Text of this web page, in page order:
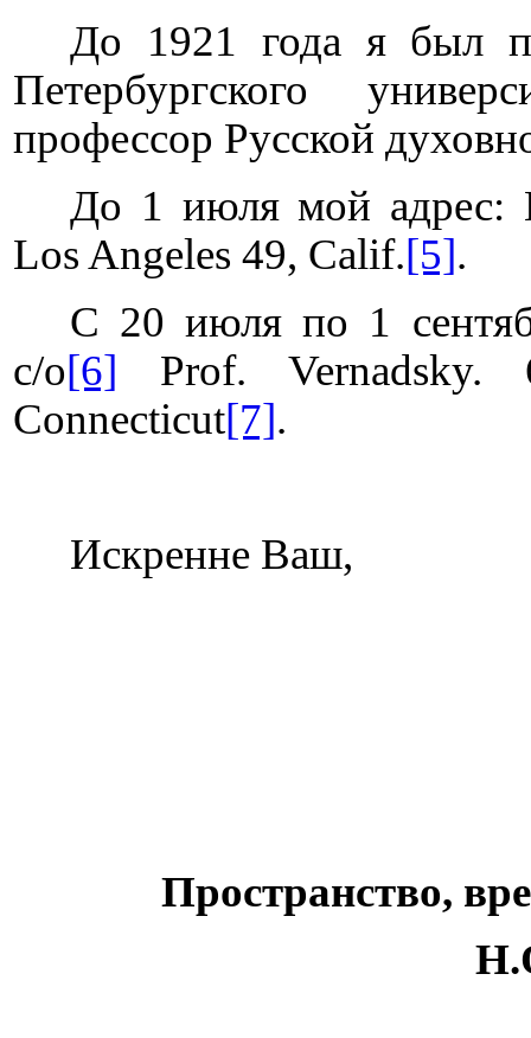
До 1921 года я был
Петербургского
профессор Русской
До 1 июля мой адрес:
Los Angeles 49, Calif.[5].
С 20 июля по 1
c/o[6] Prof. Vernadsky.
Connecticut[7].
Искренне Ваш,
Пространство,